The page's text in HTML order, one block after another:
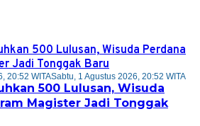
20:52 WITASabtu, 1 Agustus 2026, 20:52 WITA
500 Lulusan, Wisuda
Magister Jadi Tonggak